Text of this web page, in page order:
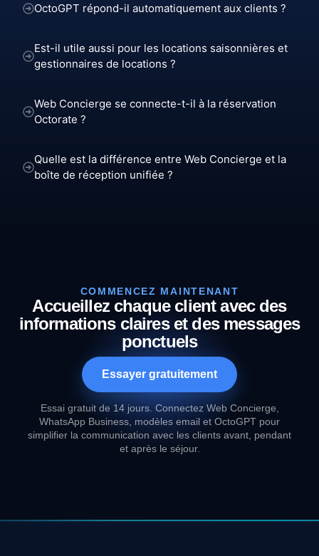
OctoGPT répond-il automatiquement aux clients ?
Est-il utile aussi pour les locations saisonnières et
gestionnaires de locations ?
Web Concierge se connecte-t-il à la réservation
Octorate ?
Quelle est la différence entre Web Concierge et la
boîte de réception unifiée ?
COMMENCEZ MAINTENANT
Accueillez chaque client avec des
informations claires et des messages
ponctuels
Essayer gratuitement
Essai gratuit de 14 jours. Connectez Web Concierge,
WhatsApp Business, modèles email et OctoGPT pour
simplifier la communication avec les clients avant, pendant
et après le séjour.